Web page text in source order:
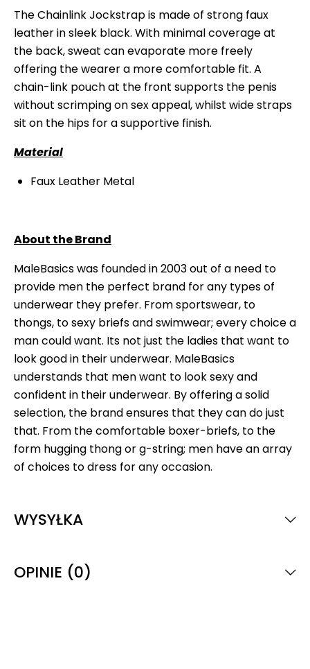
The Chainlink Jockstrap is made of strong faux
leather in sleek black. With minimal coverage at
the back, sweat can evaporate more freely
offering the wearer a more comfortable fit. A
chain-link pouch at the front supports the penis
without scrimping on sex appeal, whilst wide straps
sit on the hips for a supportive finish.
Material
Faux Leather Metal
About the Brand
MaleBasics was founded in 2003 out of a need to
provide men the perfect brand for any types of
underwear they prefer. From sportswear, to
thongs, to sexy briefs and swimwear; every choice a
man could want. Its not just the ladies that want to
look good in their underwear. MaleBasics
understands that men want to look sexy and
confident in their underwear. By offering a solid
selection, the brand ensures that they can do just
that. From the comfortable boxer-briefs, to the
form hugging thong or g-string; men have an array
of choices to dress for any occasion.
WYSYŁKA
OPINIE (0)